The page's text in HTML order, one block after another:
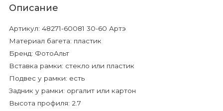
Описание
Артикул: 48271-60081 30-60 Артэ
Материал багета: пластик
Бренд: ФотоАльт
Вставка рамки: стекло или пластик
Подвес у рамки: есть
Задник у рамки: оргалит или картон
Высота профиля: 2.7